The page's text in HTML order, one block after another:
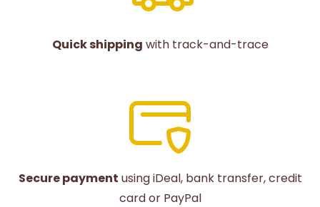
Quick shipping with track-and-trace
Secure payment using iDeal, bank transfer, credit
card or PayPal